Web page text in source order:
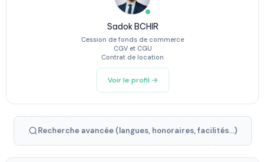
Sadok BCHIR
Cession de fonds de commerce
CGV et CGU
Contrat de location
Voir le profil →
Recherche avancée (langues, honoraires, facilités...)